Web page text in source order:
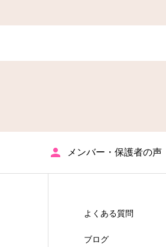
メンバー・保護者の声
よくある質問
ブログ